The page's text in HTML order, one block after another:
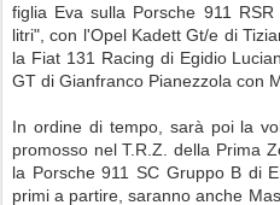
figlia Eva sulla Porsche 911
litri", con l'Opel Kadett Gt/e di
la Fiat 131 Racing di Egidio
GT di Gianfranco Pianezzola con
In ordine di tempo, sarà poi la
promosso nel T.R.Z. della Prima
la Porsche 911 SC Gruppo B di
primi a partire, saranno anche